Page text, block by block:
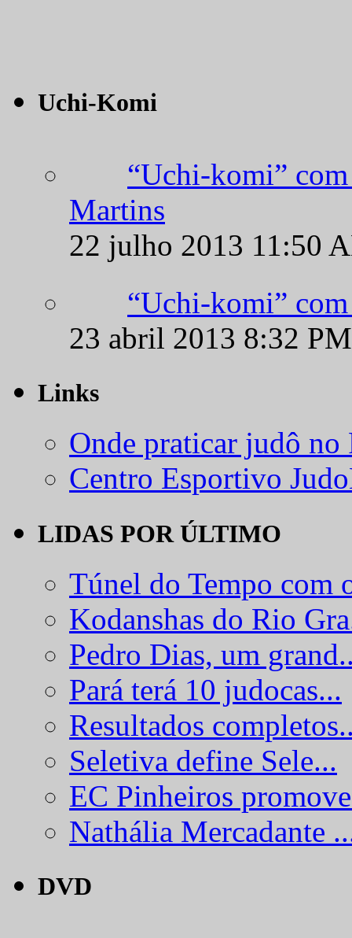
Uchi-Komi
“Uchi-komi”
Martins
22 julho 2013 11:50
“Uchi-komi”
23 abril 2013 8:32
Links
Onde praticar judô
Centro Esportivo
LIDAS POR ÚLTIMO
Túnel do Tempo com
Kodanshas do Rio
Pedro Dias, um
Pará terá 10 judocas...
Resultados
Seletiva define Sele...
EC Pinheiros
Nathália Mercadante
DVD